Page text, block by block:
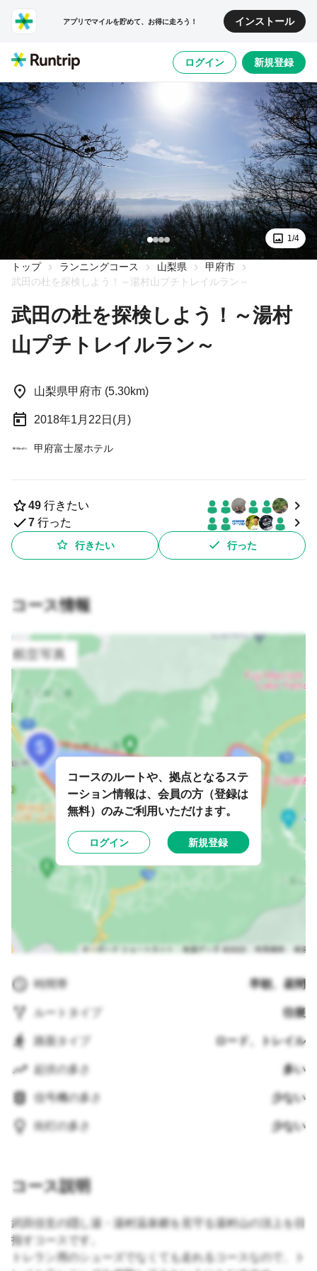
アプリでマイルを貯めて、お得に走ろう！ インストール
ログイン 新規登録
1/4
トップ ランニングコース 山梨県
甲府市
武田の杜を探検しよう！～湯村山プチトレイルラン～
武田の杜を探検しよう！～湯村
山プチトレイルラン～
山梨県甲府市 (5.30km)
2018年1月22日(月)
甲府富士屋ホテル
49 行きたい
7 行った
行きたい 行った
コース情報
時間帯 早朝、昼間
ルートタイプ 往復
路面タイプ ロード、トレイル
起伏の多さ 多い
信号機の多さ 少ない
街灯の多さ 少ない
コース説明
武田信玄の隠し湯・湯村温泉郷を見守る湯村山の頂上を目
指すコースです。
トレラン用のシューズでなくても走れるコースなので、ト
コースのルートや、拠点となるステ
ーション情報は、会員の方（登録は
無料）のみご利用いただけます。
ログイン 新規登録